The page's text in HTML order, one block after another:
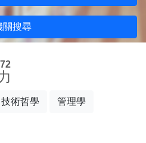
關搜尋
技術哲學 管理學